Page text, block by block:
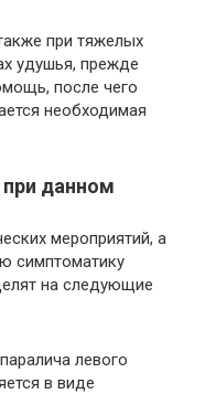
при тяжелых
удушья, прежде
после чего
необходимая
данном
мероприятий, а
симптоматику
на следующие
левого
в виде